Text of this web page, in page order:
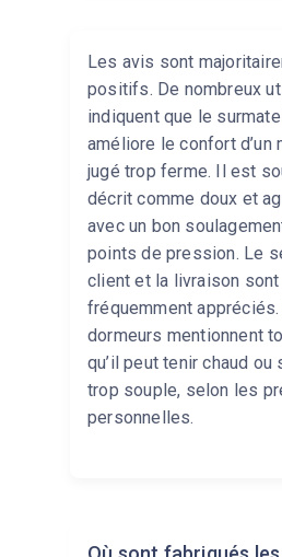
Les avis sont
positifs. De nombreux
indiquent que le
améliore le confort d’un
jugé trop ferme. Il est
décrit comme doux et
avec un bon
points de pression. Le
client et la livraison
fréquemment appréciés.
dormeurs mentionnent
qu’il peut tenir chaud ou
trop souple, selon les
personnelles.